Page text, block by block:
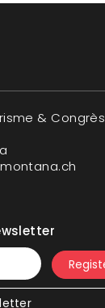
& Congrès